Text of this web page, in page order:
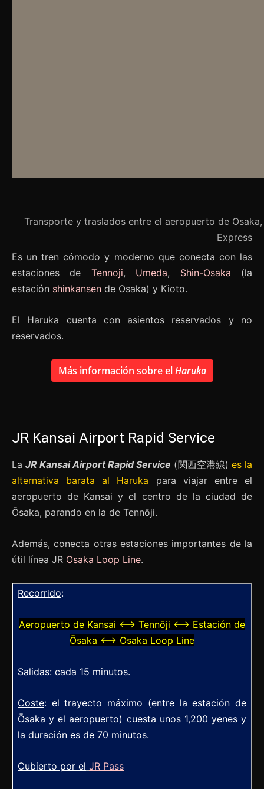
Transporte y traslados entre el aeropuerto de
Express
Es un tren cómodo y moderno que conecta con las
estaciones de Tennoji, Umeda, Shin-Osaka (la
estación shinkansen de Osaka) y Kioto.
El Haruka cuenta con asientos reservados y no
reservados.
Más información sobre elHaruka
JR Kansai Airport Rapid Service
LaJR Kansai Airport Rapid Service (関西空港線) es la
alternativa barata al Haruka para viajar entre el
aeropuerto de Kansai y el centro de la ciudad de
Ōsaka, parando en la de Tennōji.
Además, conecta otras estaciones importantes de la
útil línea JR Osaka Loop Line.
Recorrido:
Aeropuerto de Kansai ⟷ Tennōji ⟷ Estación de
Ōsaka ⟷ Osaka Loop Line
Salidas: cada 15 minutos.
Coste: el trayecto máximo (entre la estación de
Ōsaka y el aeropuerto) cuesta unos 1,200 yenes y
la duración es de 70 minutos.
Cubierto por el JR Pass